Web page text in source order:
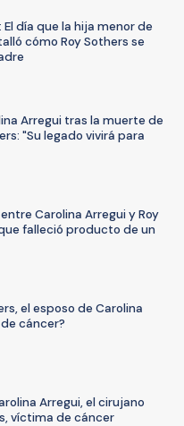
día que la hija menor de
cómo Roy Sothers se
Arregui tras la muerte de
"Su legado vivirá para
Carolina Arregui y Roy
falleció producto de un
el esposo de Carolina
cáncer?
Arregui, el cirujano
víctima de cáncer